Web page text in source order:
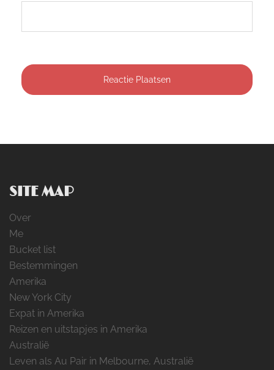
SITE MAP
Over
Me
Bucket list
Bestemmingen
Amerika
New York City
Expat in Amerika
Reizen en uitstapjes in Amerika
Australië
Leven als Au Pair in Melbourne, Australië